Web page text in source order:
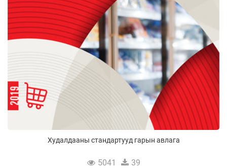
Худалдааны стандартууд гарын авлага
5041 39